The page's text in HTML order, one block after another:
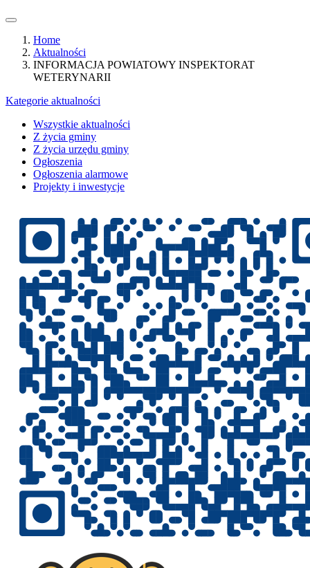
Home
Aktualności
INFORMACJA POWIATOWY INSPEKTORAT
WETERYNARII
Kategorie aktualności
Wszystkie aktualności
Z życia gminy
Z życia urzędu gminy
Ogłoszenia
Ogłoszenia alarmowe
Projekty i inwestycje